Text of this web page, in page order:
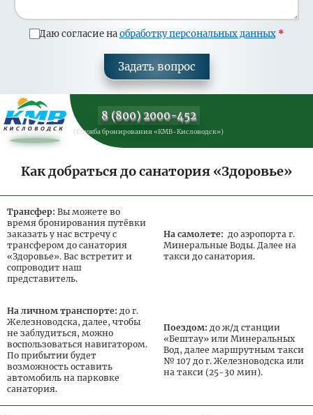
Тариф
Цена
основного
места место
Отдохни 7 600
Оздоровительная
Общетерапевтическая
программа/Укрепи
8 350 5 845 8 350
Даю согласие наобработку персональных данных
Задать вопрос
8 (800) 2000-452
(Служба бронирования «КМВ-Кисловодск»)
Как добраться до санатория «Здоровье»
Трансфер: Вы можете во
время бронирования путёвки
заказать у нас встречу с
трансфером до санатория
«Здоровье». Вас встретит и
сопроводит наш
представитель.
На самолете: до аэропорта г.
Минеральные Воды. Далее на
такси до санатория.
На личном транспорте: до г.
Железноводска, далее, чтобы
не заблудиться, можно
воспользоваться навигатором.
По прибытии будет
возможность оставить
автомобиль на парковке
санатория.
Поездом: до ж/д станции
«Бештау» или Минеральных
Вод, далее маршрутным такси
№ 107 до г. Железноводска или
на такси (25-30 мин).